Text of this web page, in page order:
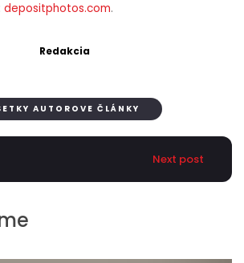
depositphotos.com.
Redakcia
AUTOROVE ČLÁNKY
Next post